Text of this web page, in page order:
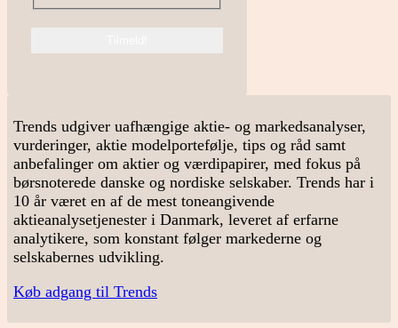
Trends udgiver uafhængige aktie- og markedsanalyser,
vurderinger, aktie modelportefølje, tips og råd samt
anbefalinger om aktier og værdipapirer, med fokus på
børsnoterede danske og nordiske selskaber. Trends har i
10 år været en af de mest toneangivende
aktieanalysetjenester i Danmark, leveret af erfarne
analytikere, som konstant følger markederne og
selskabernes udvikling.
Køb adgang til Trends